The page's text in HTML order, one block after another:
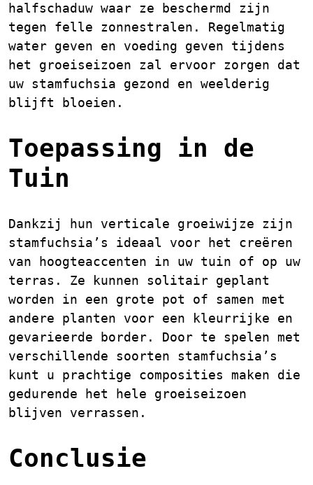
halfschaduw waar ze beschermd zijn
tegen felle zonnestralen. Regelmatig
water geven en voeding geven tijdens
het groeiseizoen zal ervoor zorgen dat
uw stamfuchsia gezond en weelderig
blijft bloeien.
Toepassing in de
Tuin
Dankzij hun verticale groeiwijze zijn
stamfuchsia’s ideaal voor het creëren
van hoogteaccenten in uw tuin of op uw
terras. Ze kunnen solitair geplant
worden in een grote pot of samen met
andere planten voor een kleurrijke en
gevarieerde border. Door te spelen met
verschillende soorten stamfuchsia’s
kunt u prachtige composities maken die
gedurende het hele groeiseizoen
blijven verrassen.
Conclusie